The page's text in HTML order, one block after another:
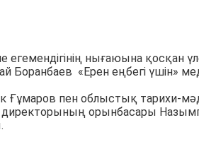
нығаюына қосқан
«Ерен еңбегі үшін»
Ғұмаров пен облыстық тарихи-
орынбасары